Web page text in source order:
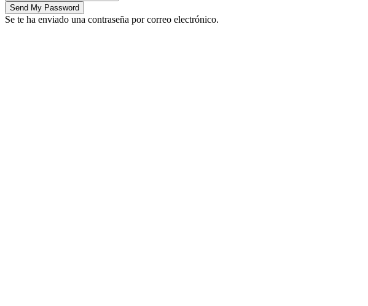
Se te ha enviado una contraseña por correo electrónico.